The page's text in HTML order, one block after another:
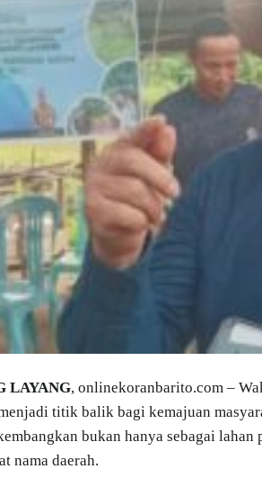
LAYANG, onlinekoranbarito.com –
titik balik bagi kemajuan
bukan hanya sebagai
nama daerah.